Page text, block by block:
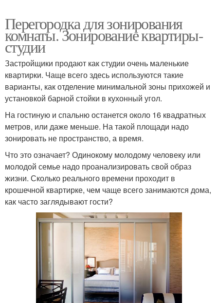
Перегородка для зонирования
комнаты. Зонирование квартиры-
студии
Застройщики продают как студии очень маленькие
квартирки. Чаще всего здесь используются такие
варианты, как отделение минимальной зоны прихожей и
установкой барной стойки в кухонный угол.
На гостиную и спальню останется около 16 квадратных
метров, или даже меньше. На такой площади надо
зонировать не пространство, а время.
Что это означает? Одинокому молодому человеку или
молодой семье надо проанализировать свой образ
жизни. Сколько реального времени проходит в
крошечной квартирке, чем чаще всего занимаются дома,
как часто заглядывают гости?